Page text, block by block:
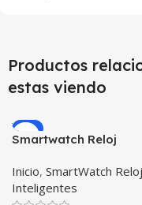
Productos
estas viendo
-9%
Smartwatch Reloj
WATCH BLACK™ (PK
Iwo 10 12) Compatible
Inicio, SmartWatch
Inteligentes